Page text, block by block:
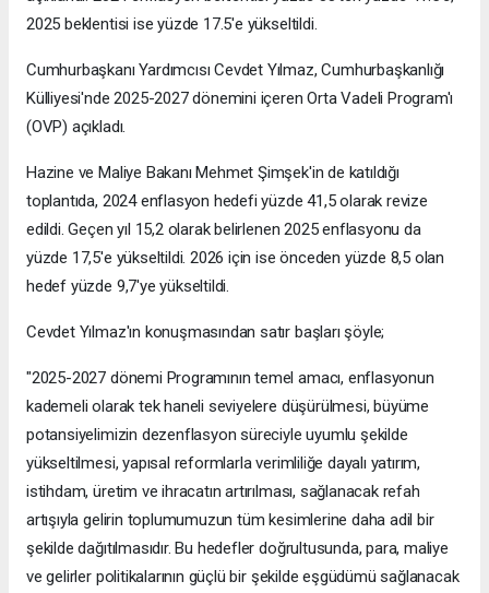
2025 beklentisi ise yüzde 17.5'e yükseltildi.
Cumhurbaşkanı Yardımcısı Cevdet Yılmaz, Cumhurbaşkanlığı
Külliyesi'nde 2025-2027 dönemini içeren Orta Vadeli Program'ı
(OVP) açıkladı.
Hazine ve Maliye Bakanı Mehmet Şimşek'in de katıldığı
toplantıda, 2024 enflasyon hedefi yüzde 41,5 olarak revize
edildi. Geçen yıl 15,2 olarak belirlenen 2025 enflasyonu da
yüzde 17,5'e yükseltildi. 2026 için ise önceden yüzde 8,5 olan
hedef yüzde 9,7'ye yükseltildi.
Cevdet Yılmaz'ın konuşmasından satır başları şöyle;
"2025-2027 dönemi Programının temel amacı, enflasyonun
kademeli olarak tek haneli seviyelere düşürülmesi, büyüme
potansiyelimizin dezenflasyon süreciyle uyumlu şekilde
yükseltilmesi, yapısal reformlarla verimliliğe dayalı yatırım,
istihdam, üretim ve ihracatın artırılması, sağlanacak refah
artışıyla gelirin toplumumuzun tüm kesimlerine daha adil bir
şekilde dağıtılmasıdır. Bu hedefler doğrultusunda, para, maliye
ve gelirler politikalarının güçlü bir şekilde eşgüdümü sağlanacak